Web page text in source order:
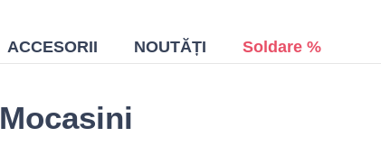
ACCESORII NOUTĂȚI Soldare %
Mocasini